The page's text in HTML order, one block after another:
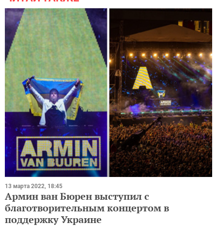
13 марта 2022, 18:45
Армин ван Бюрен выступил с
благотворительным концертом в
поддержку Украине